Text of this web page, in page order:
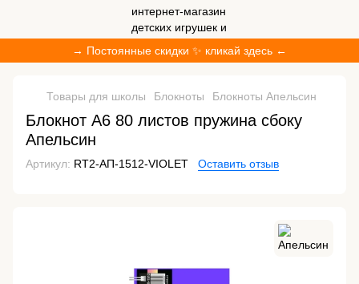
→ Постоянные скидки ✨ кликай здесь ←
Товары для школы Блокноты Блокноты Апельсин
Блокнот А6 80 листов пружина сбоку
Апельсин
Артикул: RT2-АП-1512-VIOLET Оставить отзыв